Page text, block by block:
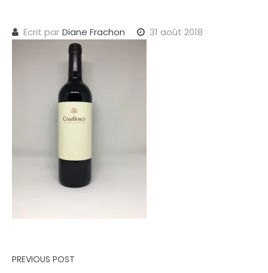
Ecrit par Diane Frachon 31 août 2018
Navigation de l’article
PREVIOUS POST